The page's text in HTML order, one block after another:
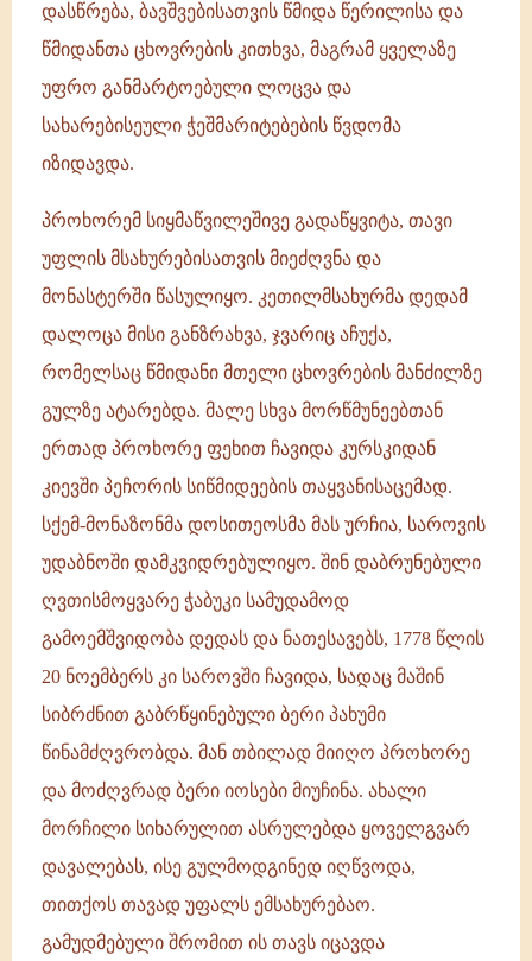
დასწრება, ბავშვებისათვის წმიდა წერილისა და
წმიდანთა ცხოვრების კითხვა, მაგრამ ყველაზე
უფრო განმარტოებული ლოცვა და
სახარებისეული ჭეშმარიტებების წვდომა
იზიდავდა.
პროხორემ სიყმაწვილეშივე გადაწყვიტა, თავი
უფლის მსახურებისათვის მიეძღვნა და
მონასტერში წასულიყო. კეთილმსახურმა დედამ
დალოცა მისი განზრახვა, ჯვარიც აჩუქა,
რომელსაც წმიდანი მთელი ცხოვრების მანძილზე
გულზე ატარებდა. მალე სხვა მორწმუნეებთან
ერთად პროხორე ფეხით ჩავიდა კურსკიდან
კიევში პეჩორის სიწმიდეების თაყვანისაცემად.
სქემ-მონაზონმა დოსითეოსმა მას ურჩია, საროვის
უდაბნოში დამკვიდრებულიყო. შინ დაბრუნებული
ღვთისმოყვარე ჭაბუკი სამუდამოდ
გამოემშვიდობა დედას და ნათესავებს, 1778 წლის
20 ნოემბერს კი საროვში ჩავიდა, სადაც მაშინ
სიბრძნით გაბრწყინებული ბერი პახუმი
წინამძღვრობდა. მან თბილად მიიღო პროხორე
და მოძღვრად ბერი იოსები მიუჩინა. ახალი
მორჩილი სიხარულით ასრულებდა ყოველგვარ
დავალებას, ისე გულმოდგინედ იღწვოდა,
თითქოს თავად უფალს ემსახურებაო.
გამუდმებული შრომით ის თავს იცავდა